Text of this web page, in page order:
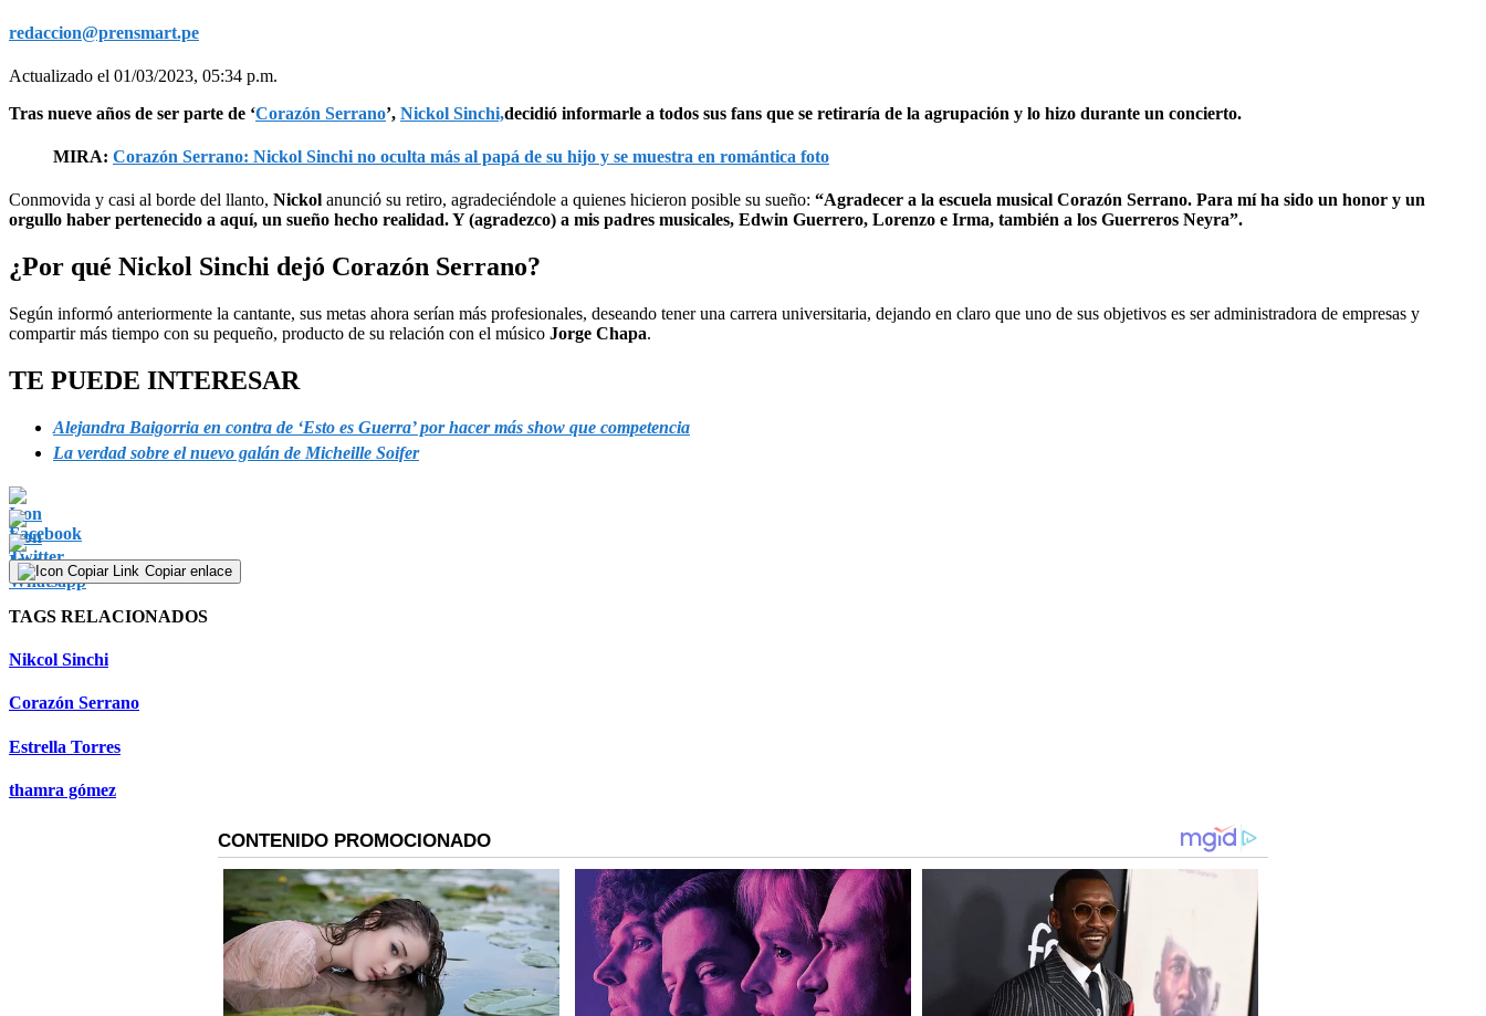
redaccion@prensmart.pe
Actualizado el 01/03/2023, 05:34 p.m.
Tras nueve años de ser parte de ‘Corazón Serrano’, Nickol Sinchi,decidió informarle a todos sus fans que se retiraría de la agrupación y lo hizo durante un concierto.
MIRA: Corazón Serrano: Nickol Sinchi no oculta más al papá de su hijo y se muestra en romántica foto
Conmovida y casi al borde del llanto, Nickol anunció su retiro, agradeciéndole a quienes hicieron posible su sueño: “Agradecer a la escuela musical Corazón Serrano. Para mí ha sido un honor y un
orgullo haber pertenecido a aquí, un sueño hecho realidad. Y (agradezco) a mis padres musicales, Edwin Guerrero, Lorenzo e Irma, también a los Guerreros Neyra”.
¿Por qué Nickol Sinchi dejó Corazón Serrano?
Según informó anteriormente la cantante, sus metas ahora serían más profesionales, deseando tener una carrera universitaria, dejando en claro que uno de sus objetivos es ser administradora de empresas y
compartir más tiempo con su pequeño, producto de su relación con el músico Jorge Chapa.
TE PUEDE INTERESAR
Alejandra Baigorria en contra de ‘Esto es Guerra’ por hacer más show que competencia
La verdad sobre el nuevo galán de Micheille Soifer
Copiar enlace
TAGS RELACIONADOS
Nikcol Sinchi
Corazón Serrano
Estrella Torres
thamra gómez